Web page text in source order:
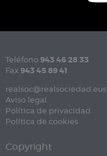
Teléfono 943 46 28 33
Fax 943 45 89 41
realsoc@realsociedad.eus
Aviso legal
Política de privacidad
Política de cookies
Copyright